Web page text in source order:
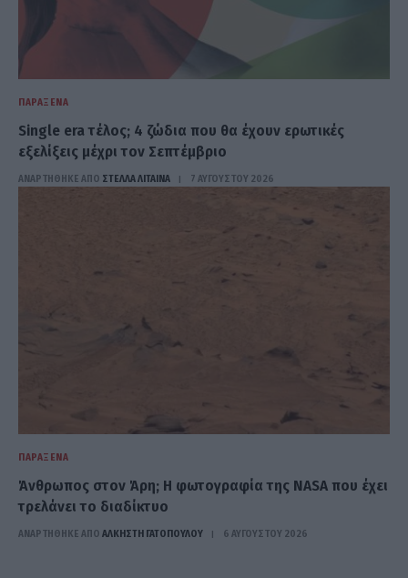
ΠΑΡΆΞΕΝΑ
Single era τέλος; 4 ζώδια που θα έχουν ερωτικές
εξελίξεις μέχρι τον Σεπτέμβριο
ΑΝΑΡΤΗΘΗΚΕ ΑΠΟ ΣΤΈΛΛΑ ΛΊΤΑΙΝΑ 7 ΑΥΓΟΎΣΤΟΥ 2026
ΠΑΡΆΞΕΝΑ
Άνθρωπος στον Άρη; Η φωτογραφία της NASA που έχει
τρελάνει το διαδίκτυο
ΑΝΑΡΤΗΘΗΚΕ ΑΠΟ ΆΛΚΗΣΤΗ ΓΑΤΟΠΟΎΛΟΥ 6 ΑΥΓΟΎΣΤΟΥ 2026